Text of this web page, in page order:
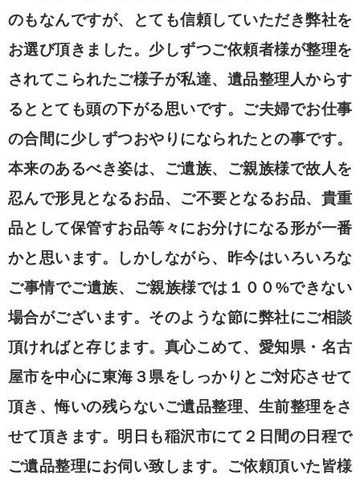
のもなんですが、とても信頼していただき弊社を
お選び頂きました。少しずつご依頼者様が整理を
されてこられたご様子が私達、遺品整理人からす
るととても頭の下がる思いです。ご夫婦でお仕事
の合間に少しずつおやりになられたとの事です。
本来のあるべき姿は、ご遺族、ご親族様で故人を
忍んで形見となるお品、ご不要となるお品、貴重
品として保管すお品等々にお分けになる形が一番
かと思います。しかしながら、昨今はいろいろな
ご事情でご遺族、ご親族様では１００%できない
場合がございます。そのような節に弊社にご相談
頂ければと存じます。真心こめて、愛知県・名古
屋市を中心に東海３県をしっかりとご対応させて
頂き、悔いの残らないご遺品整理、生前整理をさ
せて頂きます。明日も稲沢市にて２日間の日程で
ご遺品整理にお伺い致します。ご依頼頂いた皆様